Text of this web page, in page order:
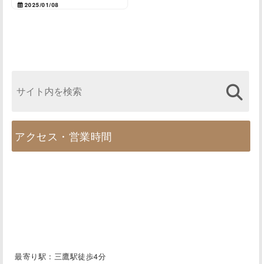
2025/01/08
アクセス・営業時間
最寄り駅：三鷹駅徒歩4分